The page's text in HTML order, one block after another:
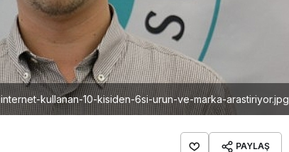
internet-kullanan-10-kisiden-6si-urun-ve-marka-arastiriyor.jpg
PAYLAŞ